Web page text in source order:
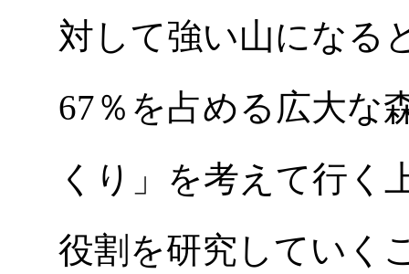
対して強い山になる
67％を占める広大な
くり」を考えて行く
役割を研究していく